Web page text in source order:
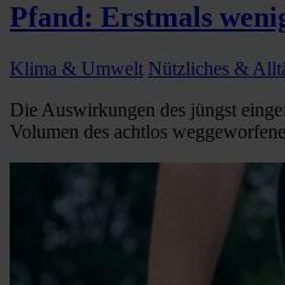
Pfand: Erstmals
Klima & Umwelt Nützliches &
Die Auswirkungen des jüngst
Volumen des achtlos